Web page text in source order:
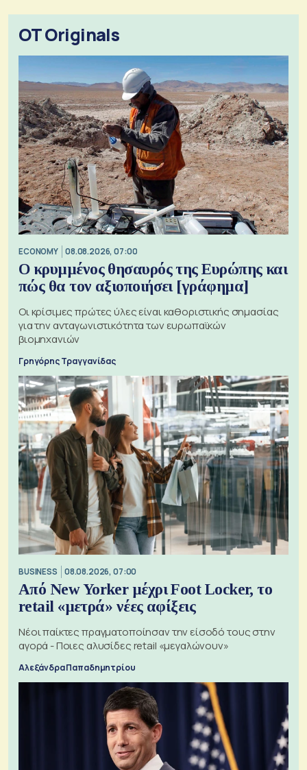
OT Originals
ECONOMY 08.08.2026, 07:00
Ο κρυμμένος θησαυρός της Ευρώπης και
πώς θα τον αξιοποιήσει [γράφημα]
Οι κρίσιμες πρώτες ύλες είναι καθοριστικής σημασίας
για την ανταγωνιστικότητα των ευρωπαϊκών
βιομηχανιών
Γρηγόρης Τραγγανίδας
BUSINESS 08.08.2026, 07:00
Από New Yorker μέχρι Foot Locker, το
retail «μετρά» νέες αφίξεις
Νέοι παίκτες πραγματοποίησαν την είσοδό τους στην
αγορά - Ποιες αλυσίδες retail «μεγαλώνουν»
Αλεξάνδρα Παπαδημητρίου